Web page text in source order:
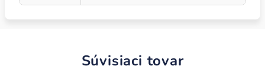
Súvisiaci tovar